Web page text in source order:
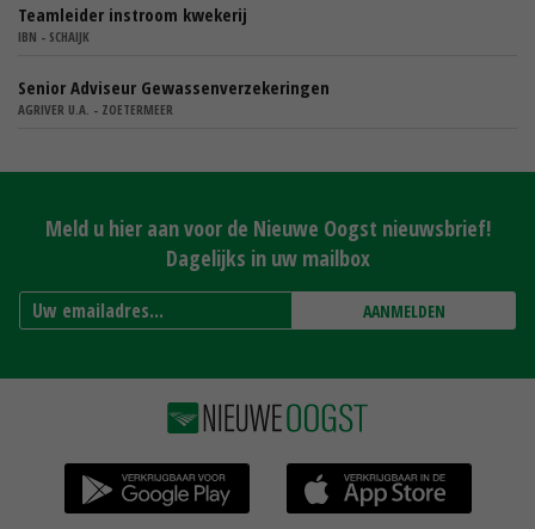
Teamleider instroom kwekerij
IBN - SCHAIJK
Senior Adviseur Gewassenverzekeringen
AGRIVER U.A. - ZOETERMEER
Meld u hier aan voor de Nieuwe Oogst nieuwsbrief!
Dagelijks in uw mailbox
AANMELDEN